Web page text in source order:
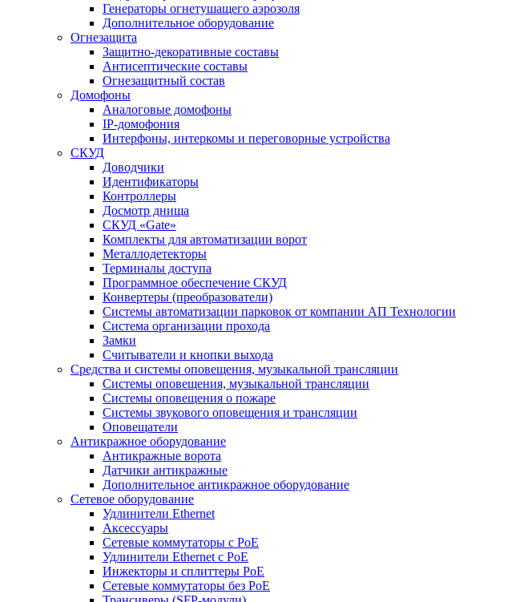
Генераторы огнетушащего аэрозоля
Дополнительное оборудование
Огнезащита
Защитно-декоративные составы
Антисептические составы
Огнезащитный состав
Домофоны
Аналоговые домофоны
IP-домофония
Интерфоны, интеркомы и переговорные устройства
СКУД
Доводчики
Идентификаторы
Контроллеры
Досмотр днища
СКУД «Gate»
Комплекты для автоматизации ворот
Металлодетекторы
Терминалы доступа
Программное обеспечение СКУД
Конвертеры (преобразователи)
Системы автоматизации парковок от компании АП Технологии
Система организации прохода
Замки
Считыватели и кнопки выхода
Средства и системы оповещения, музыкальной трансляции
Системы оповещения, музыкальной трансляции
Системы оповещения о пожаре
Системы звукового оповещения и трансляции
Оповещатели
Антикражное оборудование
Антикражные ворота
Датчики антикражные
Дополнительное антикражное оборудование
Сетевое оборудование
Удлинители Ethernet
Аксессуары
Сетевые коммутаторы с РоЕ
Удлинители Ethernet с PoE
Инжекторы и сплиттеры РоЕ
Сетевые коммутаторы без РоЕ